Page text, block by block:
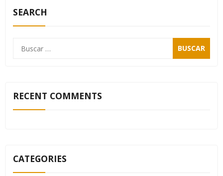
SEARCH
RECENT COMMENTS
CATEGORIES